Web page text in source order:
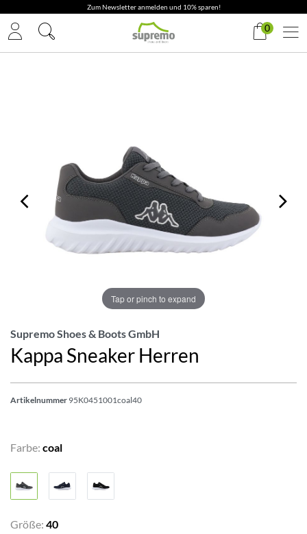
Zum Newsletter anmelden und 10% sparen!
0
Tap or pinch to expand
Supremo Shoes & Boots GmbH
Kappa Sneaker Herren
Artikelnummer 95K0451001coal40
Farbe: coal
Größe: 40